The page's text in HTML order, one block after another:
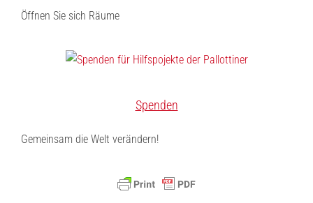
Öffnen Sie sich Räume
Spenden
Gemeinsam die Welt verändern!